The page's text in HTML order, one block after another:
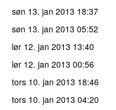
søn 13. jan 2013 18:37
søn 13. jan 2013 05:52
lør 12. jan 2013 13:40
lør 12. jan 2013 00:56
tors 10. jan 2013 18:46
tors 10. jan 2013 04:20